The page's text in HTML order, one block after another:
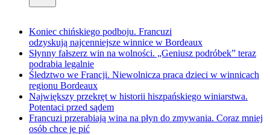
Koniec chińskiego podboju. Francuzi
odzyskują najcenniejsze winnice w Bordeaux
Słynny fałszerz win na wolności. „Geniusz podróbek” teraz
podrabia legalnie
Śledztwo we Francji. Niewolnicza praca dzieci w winnicach
regionu Bordeaux
Największy przekręt w historii hiszpańskiego winiarstwa.
Potentaci przed sądem
Francuzi przerabiają wina na płyn do zmywania. Coraz mniej
osób chce je pić